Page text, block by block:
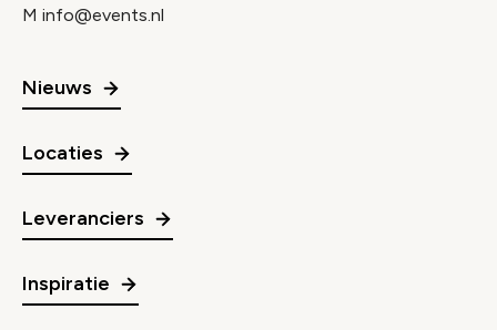
M info@events.nl
Nieuws
Locaties
Leveranciers
Inspiratie